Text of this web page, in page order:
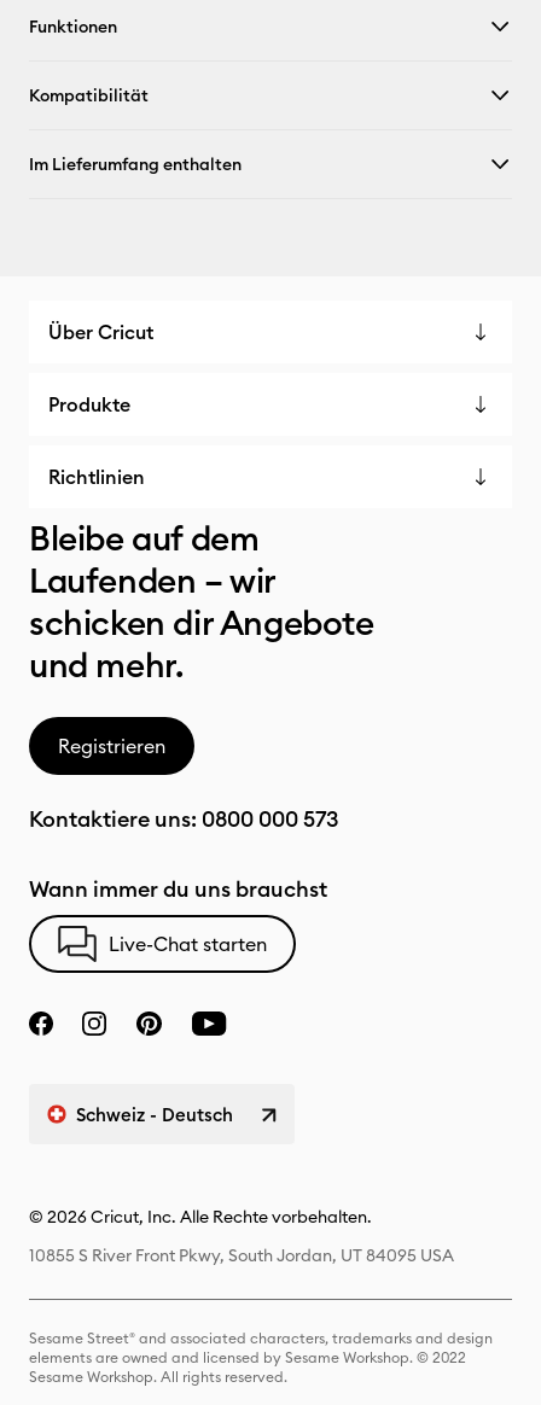
Funktionen
Kompatibilität
Im Lieferumfang enthalten
Über Cricut
Produkte
Richtlinien
Bleibe auf dem
Laufenden – wir
schicken dir Angebote
und mehr.
Registrieren
Kontaktiere uns: 0800 000 573
Wann immer du uns brauchst
Live-Chat starten
Schweiz - Deutsch
© 2026 Cricut, Inc. Alle Rechte vorbehalten.
10855 S River Front Pkwy, South Jordan, UT 84095 USA
Sesame Street® and associated characters, trademarks and design
elements are owned and licensed by Sesame Workshop. © 2022
Sesame Workshop. All rights reserved.